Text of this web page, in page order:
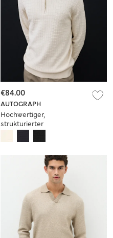
AUTOGRAPH
Hochwertiger,
strukturierter
Reißverschluss und
€84.00